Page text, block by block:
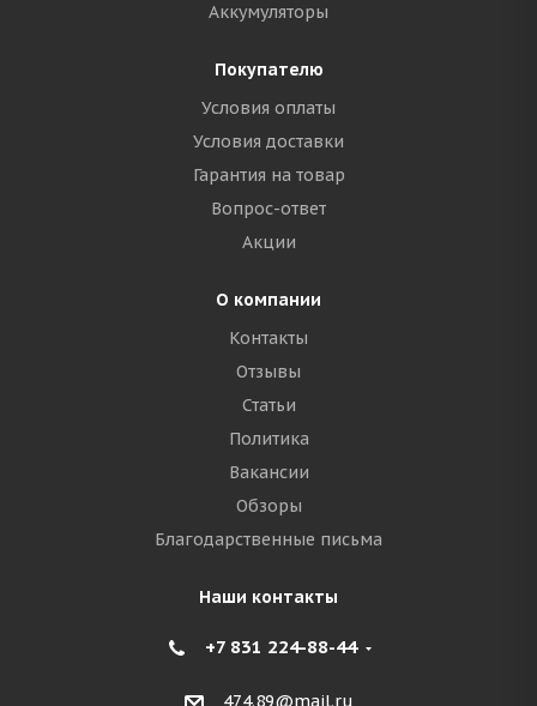
Аккумуляторы
Покупателю
Условия оплаты
Условия доставки
Гарантия на товар
Вопрос-ответ
Акции
О компании
Контакты
Отзывы
Статьи
Политика
Вакансии
Обзоры
Благодарственные письма
Наши контакты
+7 831 224-88-44
474.89@mail.ru